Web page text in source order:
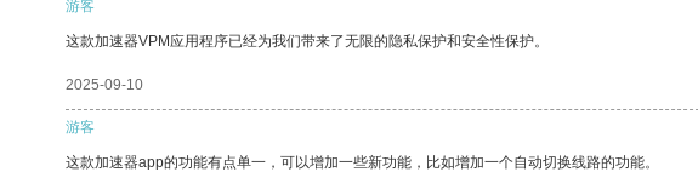
游客
这款加速器VPM应用程序已经为我们带来了无限的隐私保护和安全性保护。
2025-09-10
游客
这款加速器app的功能有点单一，可以增加一些新功能，比如增加一个自动切换线路的功能。